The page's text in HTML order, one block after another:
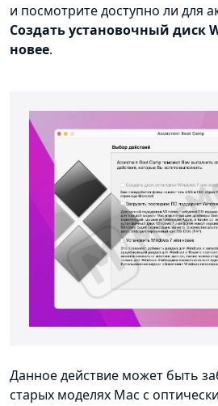
и посмотрите доступно ли для
Создать установочный диск
новее.
Данное действие может быть
старых моделях Mac с